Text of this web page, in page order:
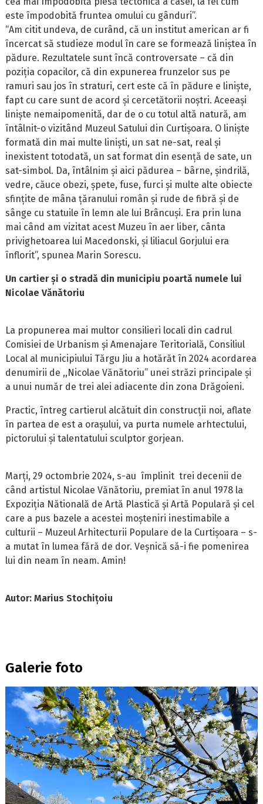
este împodobită fruntea omului cu gânduri”.
“Am citit undeva, de curând, că un institut american ar fi
încercat să studieze modul în care se formează liniștea în
pădure. Rezultatele sunt încă controversate – că din
poziția copacilor, că din expunerea frunzelor sus pe
ramuri sau jos în straturi, cert este că în pădure e liniște,
fapt cu care sunt de acord și cercetătorii noștri. Aceeași
liniște nemaipomenită, dar de o cu totul altă natură, am
întâlnit-o vizitând Muzeul Satului din Curtișoara. O liniște
formată din mai multe liniști, un sat ne-sat, real și
inexistent totodată, un sat format din esență de sate, un
sat-simbol. Da, întâlnim și aici pădurea – bârne, șindrilă,
vedre, căuce obezi, șpete, fuse, furci și multe alte obiecte
sfințite de mâna țăranului român și rude de fibră și de
sânge cu statuile în lemn ale lui Brâncuși. Era prin luna
mai când am vizitat acest Muzeu în aer liber, cânta
privighetoarea lui Macedonski, și liliacul Gorjului era
înflorit”, spunea Marin Sorescu.
Un cartier și o stradă din municipiu poartă numele lui
Nicolae Vănătoriu
La propunerea mai multor consilieri locali din cadrul
Comisiei de Urbanism și Amenajare Teritorială, Consiliul
Local al municipiului Tărgu Jiu a hotărăt în 2024 acordarea
denumirii de ,,Nicolae Vănătoriu” unei străzi principale și
a unui număr de trei alei adiacente din zona Drăgoieni.
Practic, întreg cartierul alcătuit din construcții noi, aflate
în partea de est a orașului, va purta numele arhtectului,
pictorului și talentatului sculptor gorjean.
Marți, 29 octombrie 2024, s-au împlinit trei decenii de
când artistul Nicolae Vănătoriu, premiat în anul 1978 la
Expoziția Nătională de Artă Plastică și Artă Populară și cel
care a pus bazele a acestei moșteniri inestimabile a
culturii – Muzeul Arhitecturii Populare de la Curtișoara – s-
a mutat în lumea fără de dor. Veșnică să-i fie pomenirea
lui din neam în neam. Amin!
Autor: Marius Stochițoiu
Galerie foto